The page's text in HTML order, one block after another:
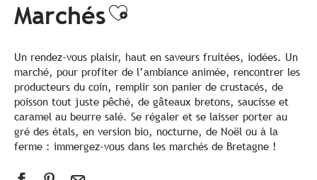
MarchésAjouter aux
Un rendez-vous plaisir, haut en saveurs fruitées, iodées. Un
marché, pour profiter de l’ambiance animée, rencontrer les
producteurs du coin, remplir son panier de crustacés, de
poisson tout juste pêché, de gâteaux bretons, saucisse et
caramel au beurre salé. Se régaler et se laisser porter au
gré des étals, en version bio, nocturne, de Noël ou à la
ferme : immergez-vous dans les marchés de Bretagne !